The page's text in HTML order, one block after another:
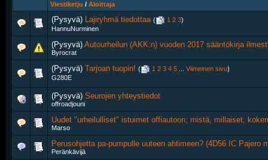
Viestiketju / Aloittaja
(Pysyvä) Lajiryhmä tiedottaa‎ ( 1 2 3)
HannuNurminen
(Pysyvä) Autourheilun (AKK:n) vuoden 2017 sääntökirja
Byrocrat
(Pysyvä) Tarjoan tuopin! ( 1 2 3 4 5 Viimeinen sivu)
G280E
(Pysyvä) Seurojen yhteystiedot
offroadjouni
Uudet "urheilulliset" istuimet offiautoon; mistä, millaiset,
Marso
Perusohjetta pa-pumpulle uuteen ahtimeen? (4D56 IC Pajero
Peränkävijä